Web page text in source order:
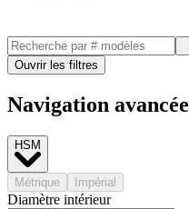
Ouvrir les filtres
Navigation avancée
HSM
Métrique Impérial
Diamètre intérieur